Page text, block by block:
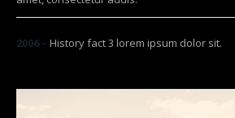
2006 – History fact 3 lorem ipsum dolor sit.